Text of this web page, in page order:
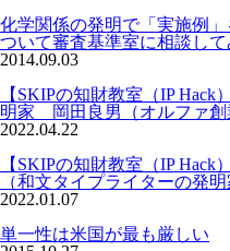
化学関係の発明で「実施例
ついて審査基準室に相談して
2014.09.03
【SKIPの知財教室（IP
明家 岡田良男（オルファ創
2022.04.22
【SKIPの知財教室（IP
（和文タイプライターの発明
2022.01.07
単一性は米国が最も厳しい